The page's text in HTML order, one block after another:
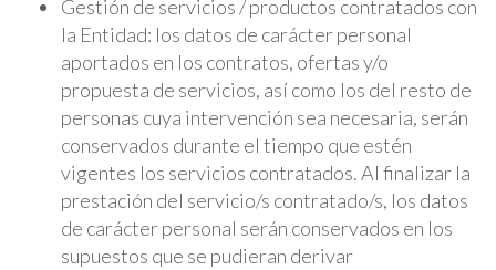
Gestión de servicios / productos contratados con
la Entidad: los datos de carácter personal
aportados en los contratos, ofertas y/o
propuesta de servicios, así como los del resto de
personas cuya intervención sea necesaria, serán
conservados durante el tiempo que estén
vigentes los servicios contratados. Al finalizar la
prestación del servicio/s contratado/s, los datos
de carácter personal serán conservados en los
supuestos que se pudieran derivar